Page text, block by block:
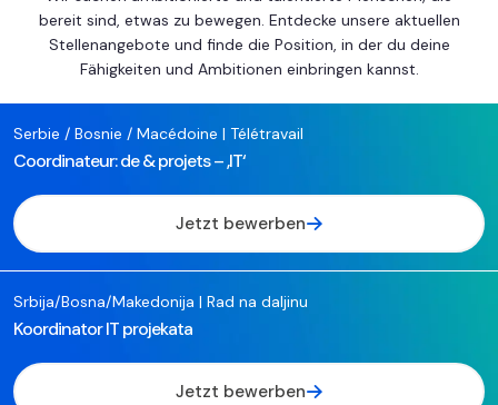
bereit sind, etwas zu bewegen. Entdecke unsere aktuellen
Stellenangebote und finde die Position, in der du deine
Fähigkeiten und Ambitionen einbringen kannst.
Serbie / Bosnie / Macédoine | Télétravail
Coordinateur: de & projets – ‚IT‘
Jetzt bewerben
Srbija/Bosna/Makedonija | Rad na daljinu
Koordinator IT projekata
Jetzt bewerben